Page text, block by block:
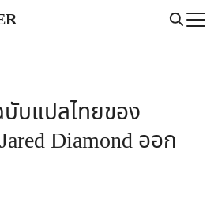
บแปลไทยของ
Diamond ออก